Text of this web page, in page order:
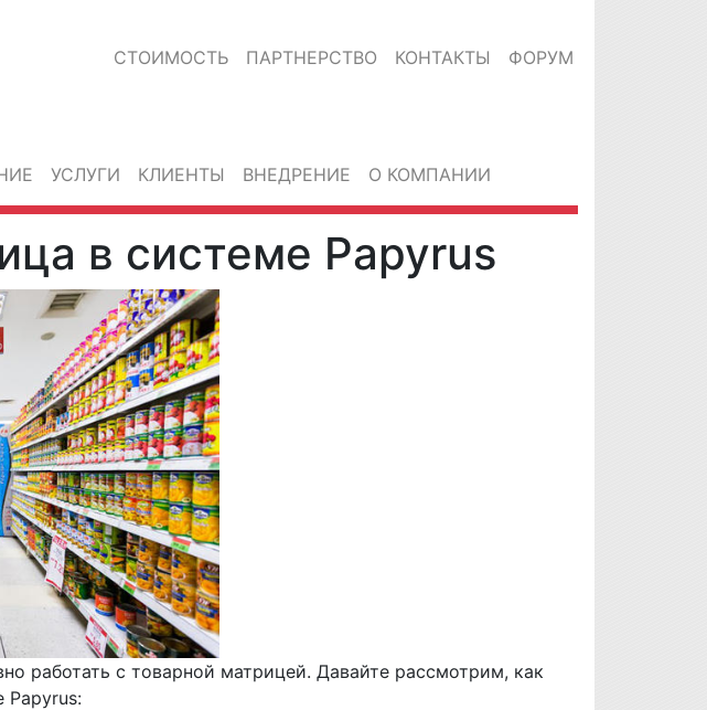
СТОИМОСТЬ ПАРТНЕРСТВО КОНТАКТЫ ФОРУМ
УСЛУГИ КЛИЕНТЫ ВНЕДРЕНИЕ О КОМПАНИИ
в системе Papyrus
работать с товарной матрицей. Давайте рассмотрим, как
Papyrus: